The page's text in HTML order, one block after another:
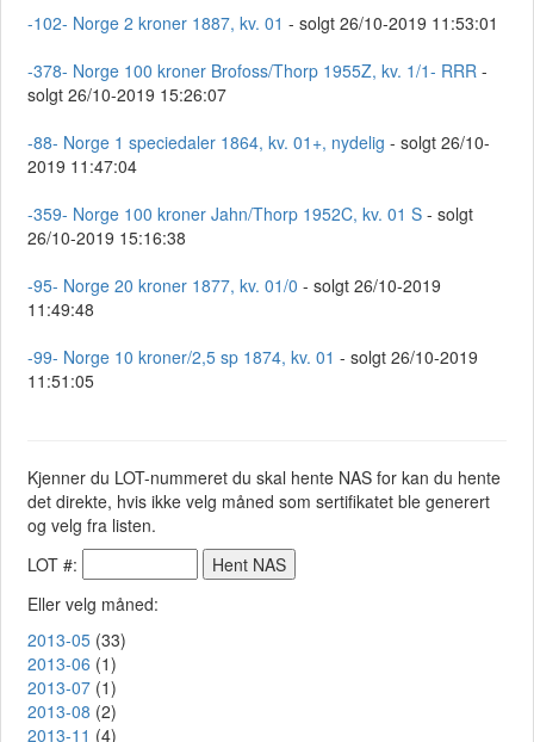
-102- Norge 2 kroner 1887, kv. 01 - solgt 26/10-2019 11:53:01
-378- Norge 100 kroner Brofoss/Thorp 1955Z, kv. 1/1- RRR -
solgt 26/10-2019 15:26:07
-88- Norge 1 speciedaler 1864, kv. 01+, nydelig - solgt 26/10-
2019 11:47:04
-359- Norge 100 kroner Jahn/Thorp 1952C, kv. 01 S - solgt
26/10-2019 15:16:38
-95- Norge 20 kroner 1877, kv. 01/0 - solgt 26/10-2019
11:49:48
-99- Norge 10 kroner/2,5 sp 1874, kv. 01 - solgt 26/10-2019
11:51:05
Kjenner du LOT-nummeret du skal hente NAS for kan du hente
det direkte, hvis ikke velg måned som sertifikatet ble generert
og velg fra listen.
LOT #:
Eller velg måned:
2013-05 (33)
2013-06 (1)
2013-07 (1)
2013-08 (2)
2013-11 (4)